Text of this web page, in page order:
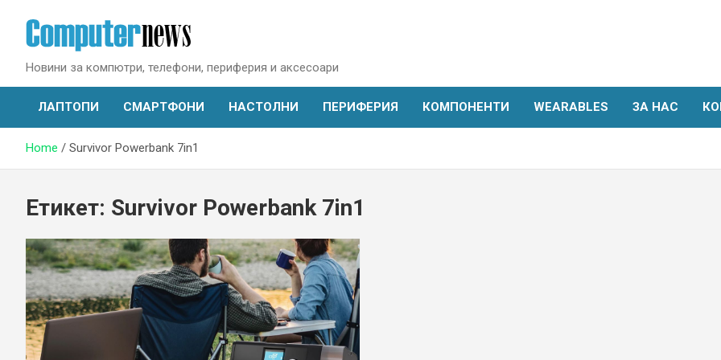
content
Новини за компютри, телефони, периферия и аксесоари
ЛАПТОПИ СМАРТФОНИ НАСТОЛНИ ПЕРИФЕРИЯ КОМПОНЕНТИ WEARABLES ЗА НАС
Home Survivor Powerbank 7in1
Етикет: Survivor Powerbank 7in1